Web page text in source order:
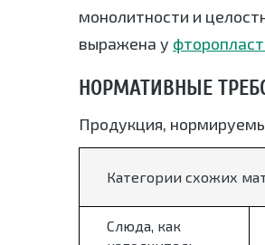
монолитности и
выражена у
НОРМАТИВНЫЕ
Продукция,
Категории схожих
Слюда, как